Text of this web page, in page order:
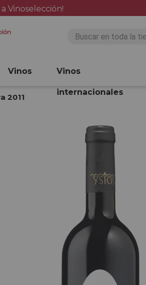
Vinoselección!
Vinos Vinos
internacionales
2011